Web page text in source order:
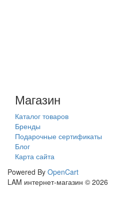
Магазин
Каталог товаров
Бренды
Подарочные сертификаты
Блог
Карта сайта
Powered By OpenCart
LAM интернет-магазин © 2026